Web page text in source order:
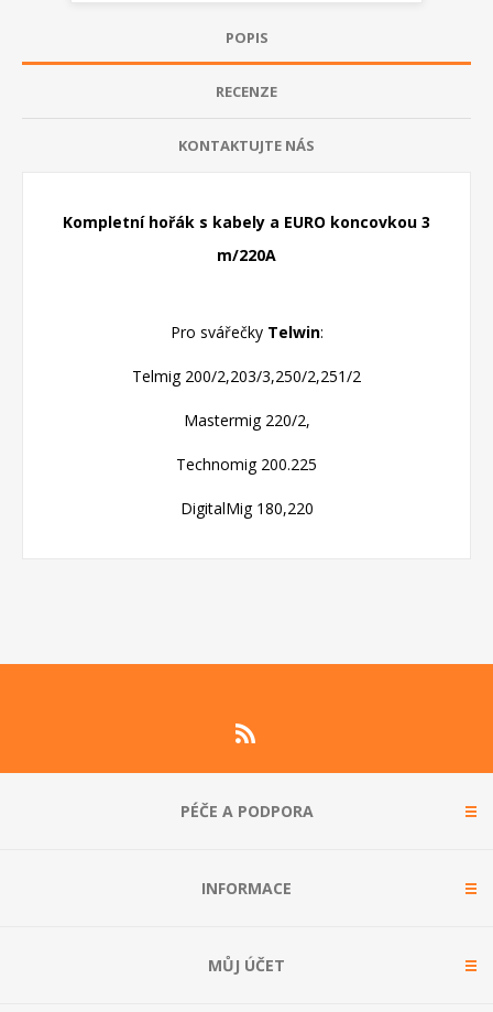
POPIS
RECENZE
KONTAKTUJTE NÁS
Kompletní hořák s kabely a EURO koncovkou 3
m/220A
Pro svářečky Telwin:
Telmig 200/2,203/3,250/2,251/2
Mastermig 220/2,
Technomig 200.225
DigitalMig 180,220
PÉČE A PODPORA
INFORMACE
MŮJ ÚČET